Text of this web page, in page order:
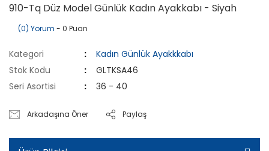
910-Tq Düz Model Günlük Kadın Ayakkabı - Siyah
(0) Yorum - 0 Puan
Kategori
Kadın Günlük Ayakkkabı
Stok Kodu
GLTKSA46
Seri Asortisi
36 - 40
Arkadaşına Öner Paylaş